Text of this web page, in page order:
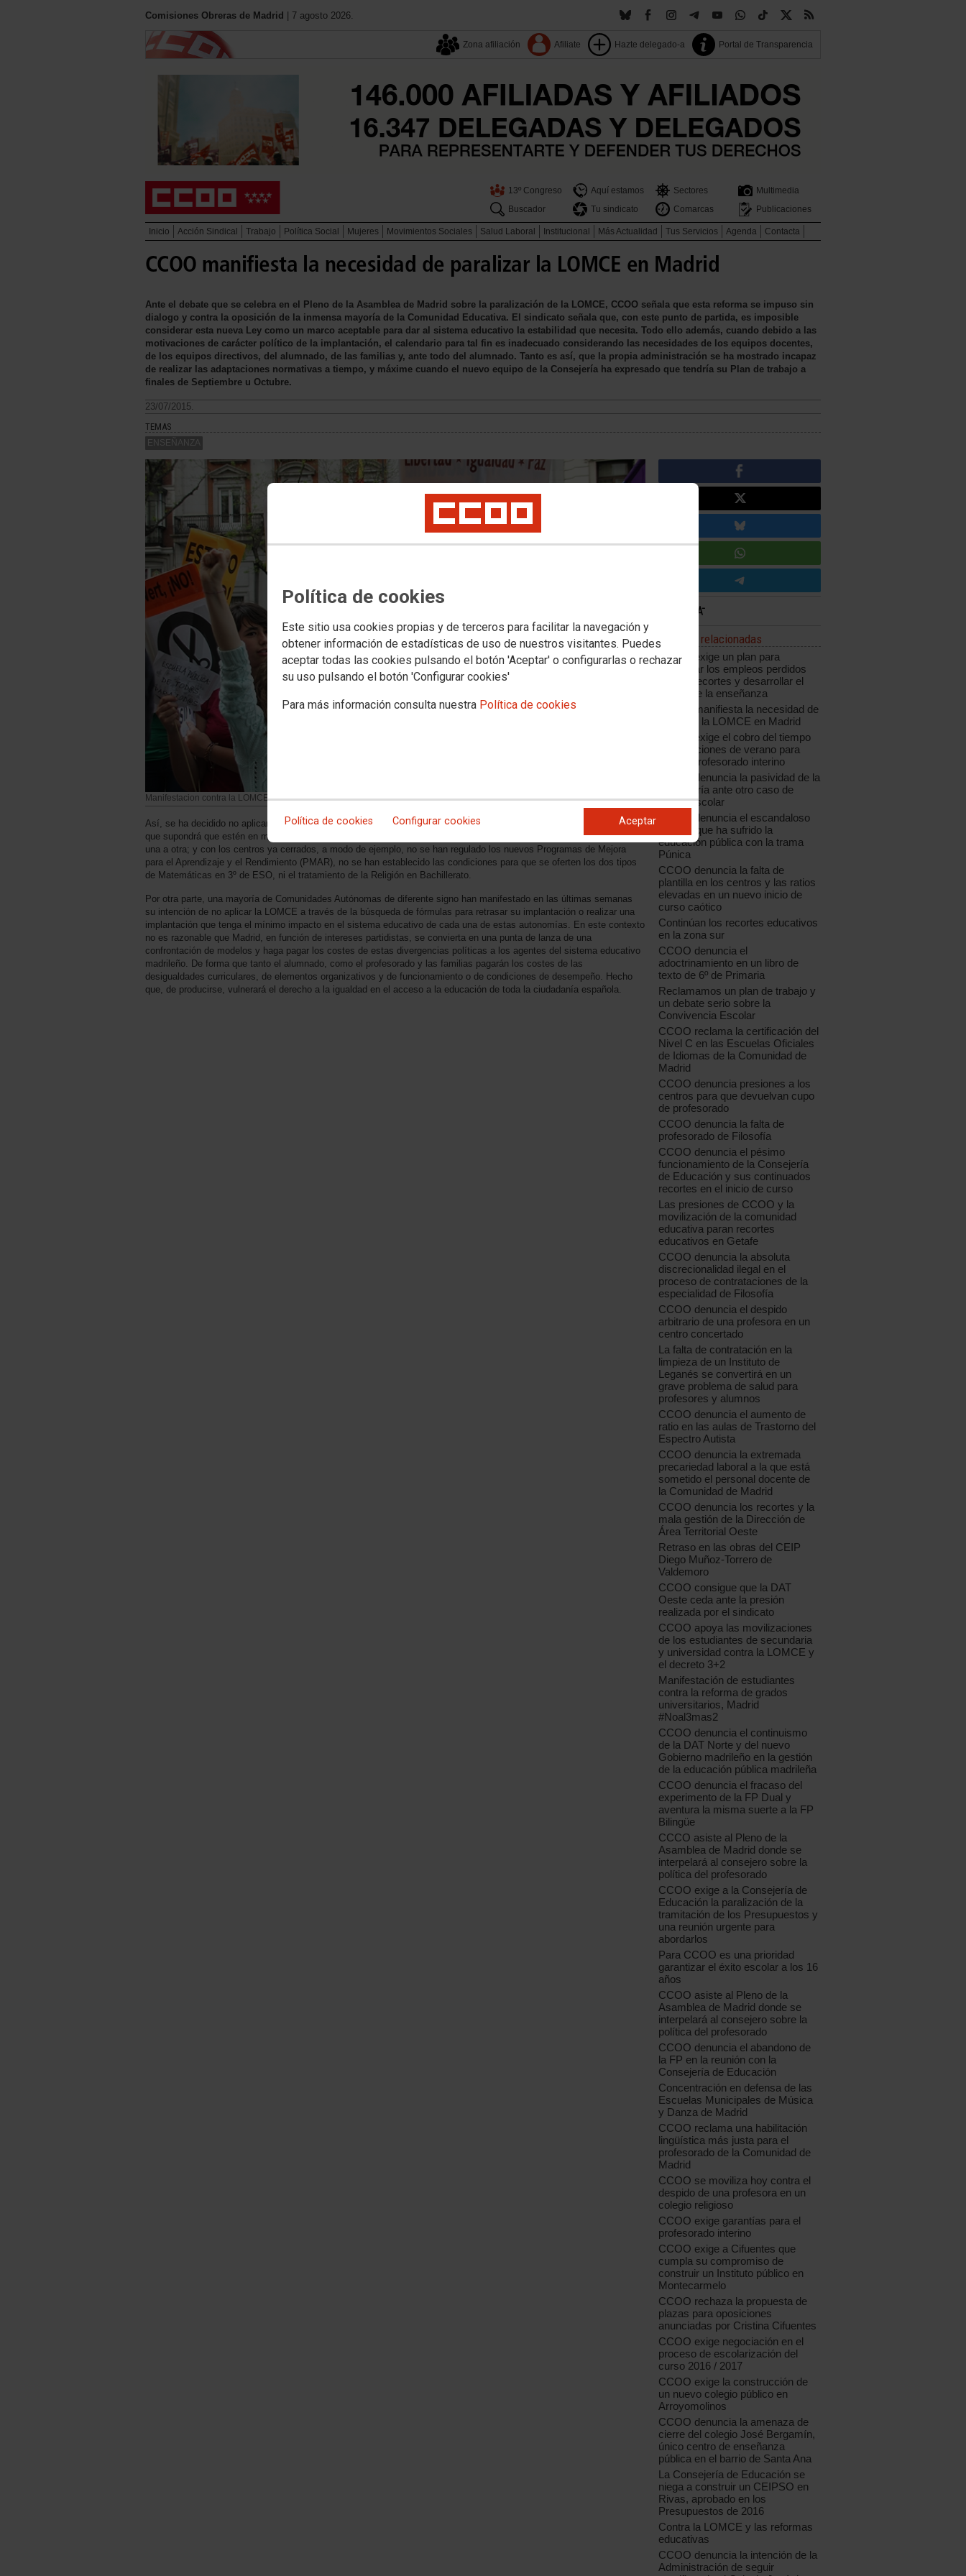
Política de cookies
Este sitio usa cookies propias y de terceros para facilitar la navegación y
obtener información de estadísticas de uso de nuestros visitantes. Puedes
aceptar todas las cookies pulsando el botón 'Aceptar' o configurarlas o rechazar
su uso pulsando el botón 'Configurar cookies'
Para más información consulta nuestra Política de cookies
Política de cookies Configurar cookies Aceptar
Comisiones Obreras de Madrid | 7 agosto 2026.
Zona afiliación Afiliate Hazte delegado-a Portal de Transparencia
13º Congreso Aquí estamos Sectores
Multimedia
Buscador
Tu sindicato Comarcas Publicaciones
Inicio Acción Sindical Trabajo Política Social Mujeres Movimientos Sociales Salud Laboral Institucional Más Actualidad Tus Servicios Agenda Contacta
CCOO manifiesta la necesidad de paralizar la LOMCE en Madrid
Ante el debate que se celebra en el Pleno de la Asamblea de Madrid sobre la paralización de la LOMCE, CCOO señala que esta reforma se impuso sin
dialogo y contra la oposición de la inmensa mayoría de la Comunidad Educativa. El sindicato señala que, con este punto de partida, es imposible
considerar esta nueva Ley como un marco aceptable para dar al sistema educativo la estabilidad que necesita. Todo ello además, cuando debido a las
motivaciones de carácter político de la implantación, el calendario para tal fin es inadecuado considerando las necesidades de los equipos docentes,
de los equipos directivos, del alumnado, de las familias y, ante todo del alumnado. Tanto es así, que la propia administración se ha mostrado incapaz
de realizar las adaptaciones normativas a tiempo, y máxime cuando el nuevo equipo de la Consejería ha expresado que tendría su Plan de trabajo a
finales de Septiembre u Octubre.
23/07/2015.
TEMAS
ENSEÑANZA
Manifestacion contra la LOMCE
Así, se ha decidido no aplicar la LOMCE en la ESO para Personas Adultas ni en el Bachillerato nocturno a distancia, lo
que supondrá que estén en marcha dos ordenaciones académicas simultáneamente pudiendo pasar el alumnado de
una a otra; y con los centros ya cerrados, a modo de ejemplo, no se han regulado los nuevos Programas de Mejora
para el Aprendizaje y el Rendimiento (PMAR), no se han establecido las condiciones para que se oferten los dos tipos
de Matemáticas en 3º de ESO, ni el tratamiento de la Religión en Bachillerato.
Por otra parte, una mayoría de Comunidades Autónomas de diferente signo han manifestado en las últimas semanas
su intención de no aplicar la LOMCE a través de la búsqueda de fórmulas para retrasar su implantación o realizar una
implantación que tenga el mínimo impacto en el sistema educativo de cada una de estas autonomías. En este contexto
no es razonable que Madrid, en función de intereses partidistas, se convierta en una punta de lanza de una
confrontación de modelos y haga pagar los costes de estas divergencias políticas a los agentes del sistema educativo
madrileño. De forma que tanto el alumnado, como el profesorado y las familias pagarán los costes de las
desigualdades curriculares, de elementos organizativos y de funcionamiento o de condiciones de desempeño. Hecho
que, de producirse, vulnerará el derecho a la igualdad en el acceso a la educación de toda la ciudadanía española.
Noticias relacionadas
CCOO exige un plan para
recuperar los empleos perdidos
por los recortes y desarrollar el
sector de la enseñanza
CCOO manifiesta la necesidad de
paralizar la LOMCE en Madrid
CCOO exige el cobro del tiempo
de vacaciones de verano para
todo el profesorado interino
CCOO denuncia la pasividad de la
Consejería ante otro caso de
acoso escolar
CCOO denuncia el escandaloso
saqueo que ha sufrido la
educación pública con la trama
Púnica
CCOO denuncia la falta de
plantilla en los centros y las ratios
elevadas en un nuevo inicio de
curso caótico
Continúan los recortes educativos
en la zona sur
CCOO denuncia el
adoctrinamiento en un libro de
texto de 6º de Primaria
Reclamamos un plan de trabajo y
un debate serio sobre la
Convivencia Escolar
CCOO reclama la certificación del
Nivel C en las Escuelas Oficiales
de Idiomas de la Comunidad de
Madrid
CCOO denuncia presiones a los
centros para que devuelvan cupo
de profesorado
CCOO denuncia la falta de
profesorado de Filosofía
CCOO denuncia el pésimo
funcionamiento de la Consejería
de Educación y sus continuados
recortes en el inicio de curso
Las presiones de CCOO y la
movilización de la comunidad
educativa paran recortes
educativos en Getafe
CCOO denuncia la absoluta
discrecionalidad ilegal en el
proceso de contrataciones de la
especialidad de Filosofía
CCOO denuncia el despido
arbitrario de una profesora en un
centro concertado
La falta de contratación en la
limpieza de un Instituto de
Leganés se convertirá en un
grave problema de salud para
profesores y alumnos
CCOO denuncia el aumento de
ratio en las aulas de Trastorno del
Espectro Autista
CCOO denuncia la extremada
precariedad laboral a la que está
sometido el personal docente de
la Comunidad de Madrid
CCOO denuncia los recortes y la
mala gestión de la Dirección de
Área Territorial Oeste
Retraso en las obras del CEIP
Diego Muñoz-Torrero de
Valdemoro
CCOO consigue que la DAT
Oeste ceda ante la presión
realizada por el sindicato
CCOO apoya las movilizaciones
de los estudiantes de secundaria
y universidad contra la LOMCE y
el decreto 3+2
Manifestación de estudiantes
contra la reforma de grados
universitarios, Madrid
#Noal3mas2
CCOO denuncia el continuismo
de la DAT Norte y del nuevo
Gobierno madrileño en la gestión
de la educación pública madrileña
CCOO denuncia el fracaso del
experimento de la FP Dual y
aventura la misma suerte a la FP
Bilingüe
CCCO asiste al Pleno de la
Asamblea de Madrid donde se
interpelará al consejero sobre la
política del profesorado
CCOO exige a la Consejería de
Educación la paralización de la
tramitación de los Presupuestos y
una reunión urgente para
abordarlos
Para CCOO es una prioridad
garantizar el éxito escolar a los 16
años
CCOO asiste al Pleno de la
Asamblea de Madrid donde se
interpelará al consejero sobre la
política del profesorado
CCOO denuncia el abandono de
la FP en la reunión con la
Consejería de Educación
Concentración en defensa de las
Escuelas Municipales de Música
y Danza de Madrid
CCOO reclama una habilitación
lingüística más justa para el
profesorado de la Comunidad de
Madrid
CCOO se moviliza hoy contra el
despido de una profesora en un
colegio religioso
CCOO exige garantías para el
profesorado interino
CCOO exige a Cifuentes que
cumpla su compromiso de
construir un Instituto público en
Montecarmelo
CCOO rechaza la propuesta de
plazas para oposiciones
anunciadas por Cristina Cifuentes
CCOO exige negociación en el
proceso de escolarización del
curso 2016 / 2017
CCOO exige la construcción de
un nuevo colegio público en
Arroyomolinos
CCOO denuncia la amenaza de
cierre del colegio José Bergamín,
único centro de enseñanza
pública en el barrio de Santa Ana
La Consejería de Educación se
niega a construir un CEIPSO en
Rivas, aprobado en los
Presupuestos de 2016
Contra la LOMCE y las reformas
educativas
CCOO denuncia la intención de la
Administración de seguir